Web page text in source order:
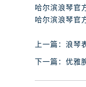
上一篇： 浪琴
下一篇： 优雅